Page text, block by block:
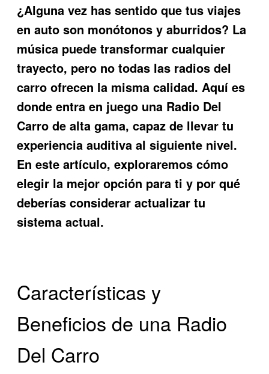
¿Alguna vez has sentido que tus viajes
en auto son monótonos y aburridos? La
música puede transformar cualquier
trayecto, pero no todas las radios del
carro ofrecen la misma calidad. Aquí es
donde entra en juego una Radio Del
Carro de alta gama, capaz de llevar tu
experiencia auditiva al siguiente nivel.
En este artículo, exploraremos cómo
elegir la mejor opción para ti y por qué
deberías considerar actualizar tu
sistema actual.
Características y
Beneficios de una Radio
Del Carro